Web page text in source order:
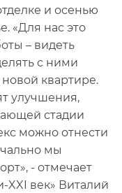
и осенью
«Для нас это
– видеть
с ними
квартире.
улучшения,
стадии
можно отнести
мы
- отмечает
XXI век» Виталий